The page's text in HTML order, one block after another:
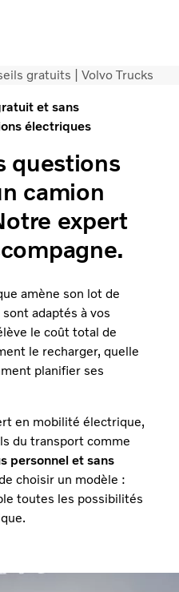
ConnexionNederlandsBelgique
gratuits | Volvo Trucks
et sans
électriques
questions
camion
expert
amène son lot de
adaptés à vos
le coût total de
le recharger, quelle
planifier ses
en mobilité électrique,
du transport comme
personnel et sans
choisir un modèle :
toutes les possibilités